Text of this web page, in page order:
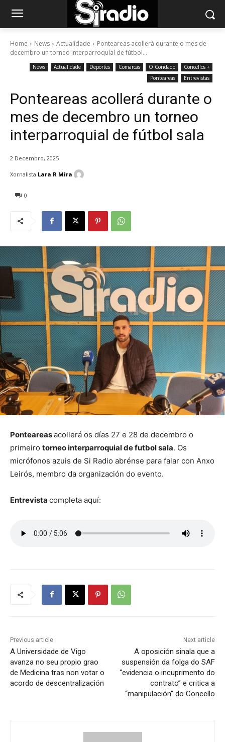
Home News Actualidade
Ponteareas acollerá durante o mes de
decembro un torneo interparroquial de fútbol...
News Actualidade Deportes Comarcas O Condado
Concellos +
Ponteareas
Entrevistas
Ponteareas acollerá durante o
mes de decembro un torneo
interparroquial de fútbol sala
2 Decembro, 2025
0
Xornalista Lara R Mira
Ponteareasacollerá os días 27 e 28 de decembro o
primeiro torneo interparroquial de futbol sala. Os
micrófonos azuis de Si Radio abrénse para falar con Anxo
Leirós, membro da organización do evento.
Entrevista completa aquí:
Previous article
A Universidade de Vigo
avanza no seu propio grao
de Medicina tras non votar o
acordo de descentralización
Next article
A oposición sinala que a
suspensión da folga do SAF
“evidencia o incuprimento do
contrato” e critica a
“manipulación” do Concello